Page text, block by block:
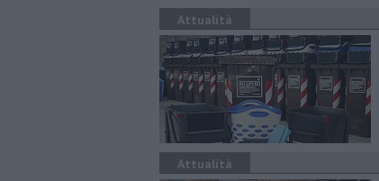
Attualità
Attualità